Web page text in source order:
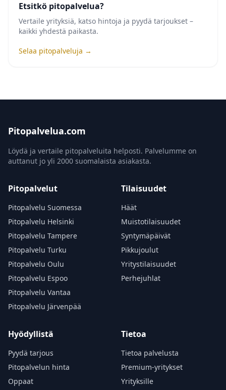
Etsitkö pitopalvelua?
Vertaile yrityksiä, katso hintoja ja pyydä tarjoukset –
kaikki yhdestä paikasta.
Selaa pitopalveluja →
Pitopalvelua.com
Löydä ja vertaile pitopalveluita helposti. Palvelumme on
auttanut jo yli 2000 suomalaista asiakasta.
Pitopalvelut
Pitopalvelu Suomessa
Pitopalvelu Helsinki
Pitopalvelu Tampere
Pitopalvelu Turku
Pitopalvelu Oulu
Pitopalvelu Espoo
Pitopalvelu Vantaa
Pitopalvelu Järvenpää
Tilaisuudet
Häät
Muistotilaisuudet
Syntymäpäivät
Pikkujoulut
Yritystilaisuudet
Perhejuhlat
Hyödyllistä
Pyydä tarjous
Pitopalvelun hinta
Oppaat
Tietoa
Tietoa palvelusta
Premium-yritykset
Yrityksille